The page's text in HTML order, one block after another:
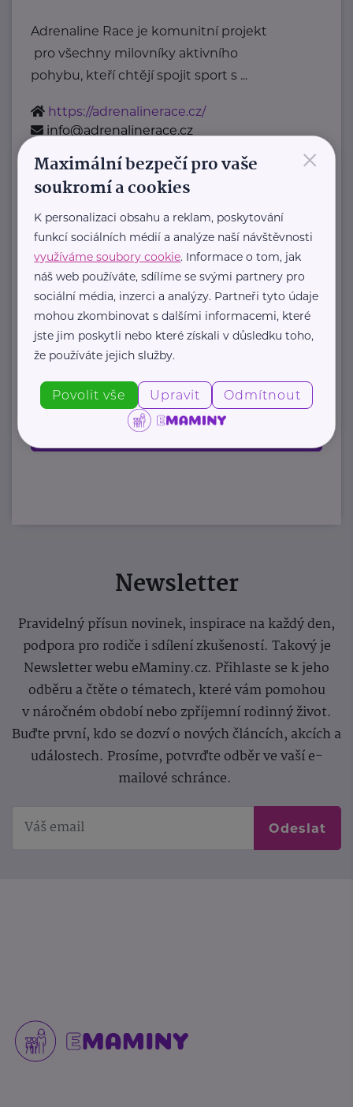
Adrenaline Race je komunitní projekt
pro všechny milovníky aktivního
pohybu, kteří chtějí spojit sport s ...
https://adrenalinerace.cz/
info@adrenalinerace.cz
STEZKA ČESKEM, Z.S.
Stezka Českem je nekomerční
projekt party nadšenců
, kteří se spojili s Klubem českých
turistů
a ...
https://www.stezkaceskem.cz/
Newsletter
Pravidelný přísun novinek, inspirace na každý den,
podpora pro rodiče i sdílení zkušeností. Takový je
Newsletter webu eMaminy.cz. Přihlaste se k jeho
odběru a čtěte o tématech, které vám pomohou
v náročném období nebo zpříjemní rodinný život.
Buďte první, kdo se dozví o nových článcích, akcích a
událostech. Prosíme, potvrďte odběr ve vaší e-
mailové schránce.
Odeslat
×
Maximální bezpečí pro vaše
soukromí a cookies
K personalizaci obsahu a reklam, poskytování
funkcí sociálních médií a analýze naší návštěvnosti
využíváme soubory cookie. Informace o tom, jak
náš web používáte, sdílíme se svými partnery pro
sociální média, inzerci a analýzy. Partneři tyto údaje
mohou zkombinovat s dalšími informacemi, které
jste jim poskytli nebo které získali v důsledku toho,
že používáte jejich služby.
Povolit vše Upravit Odmítnout